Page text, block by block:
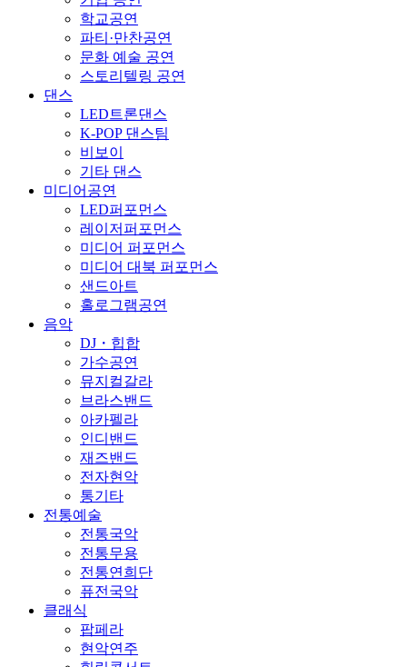
학교공연
파티·만찬공연
문화 예술 공연
스토리텔링 공연
댄스
LED트론댄스
K-POP 댄스팀
비보이
기타 댄스
미디어공연
LED퍼포먼스
레이저퍼포먼스
미디어 퍼포먼스
미디어 대북 퍼포먼스
샌드아트
홀로그램공연
음악
DJ・힙합
가수공연
뮤지컬갈라
브라스밴드
아카펠라
인디밴드
재즈밴드
전자현악
통기타
전통예술
전통국악
전통무용
전통연희단
퓨전국악
클래식
팝페라
현악연주